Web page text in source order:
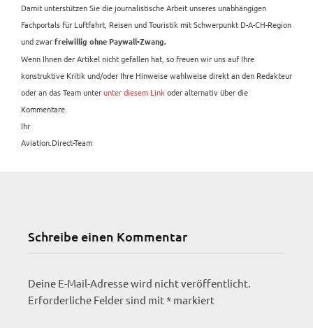
Damit unterstützen Sie die journalistische Arbeit unseres unabhängigen
Fachportals für Luftfahrt, Reisen und Touristik mit Schwerpunkt D-A-CH-Region
und zwar freiwillig ohne Paywall-Zwang.
Wenn Ihnen der Artikel nicht gefallen hat, so freuen wir uns auf Ihre
konstruktive Kritik und/oder Ihre Hinweise wahlweise direkt an den Redakteur
oder an das Team unterunter diesem Linkoder alternativ über die
Kommentare.
Ihr
Aviation.Direct-Team
Schreibe einen Kommentar
Deine E-Mail-Adresse wird nicht veröffentlicht.
Erforderliche Felder sind mit* markiert